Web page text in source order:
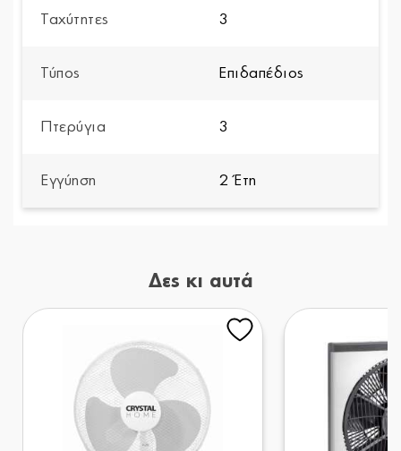
Ταχύτητες 3
Τύπος Επιδαπέδιος
Πτερύγια 3
Εγγύηση 2 Έτη
Δες κι αυτά